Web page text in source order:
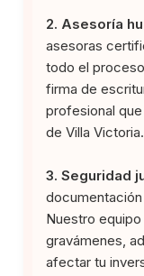
2. Asesoría
asesoras
todo el
firma de
profesional
de Villa Victoria.
3. Seguridad
Nuestro
gravámenes,
afectar tu